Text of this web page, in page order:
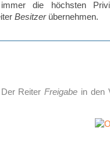
immer die höchsten
Besitzerübernehmen.
Der ReiterFreigabe in den